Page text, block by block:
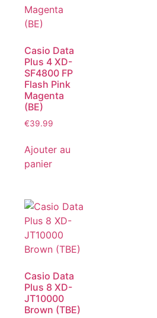
Casio Data
Plus 4 XD-
SF4800 FP
Flash Pink
Magenta
(BE)
€39.99
Ajouter au
panier
Casio Data
Plus 8 XD-
JT10000
Brown (TBE)